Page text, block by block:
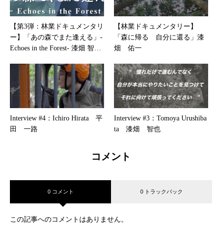
【第3弾：林業ドキュメンタリ
ー】「あの森でまた逢える」-
Echoes in the Forest- 漆畑 智也
人生の道しるべになる
【林業ドキュメンタリー】
「森に帰る 自分に還る」漆
畑 佑一
Interview #4：Ichiro Hirata 平
田 一路
Interview #3：Tomoya Urushiba
ta 漆畑 智也
コメント
0 コメント 0 トラックバック
この記事へのコメントはありません。